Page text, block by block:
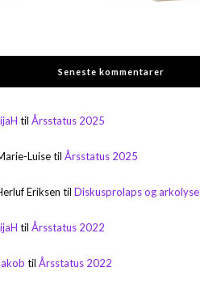
Seneste kommentarer
tilÅrsstatus 2025
LuisetilÅrsstatus 2025
Eriksen tilDiskusprolaps og arkolyse
tilÅrsstatus 2022
tilÅrsstatus 2022